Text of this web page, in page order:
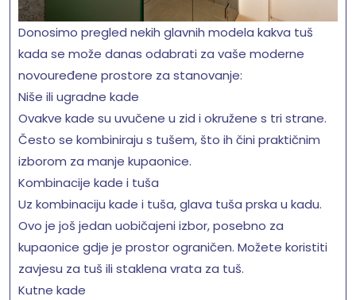
Donosimo pregled nekih glavnih modela kakva tuš
kada se može danas odabrati za vaše moderne
novouređene prostore za stanovanje:
Niše ili ugradne kade
Ovakve kade su uvučene u zid i okružene s tri strane.
Često se kombiniraju s tušem, što ih čini praktičnim
izborom za manje kupaonice.
Kombinacije kade i tuša
Uz kombinaciju kade i tuša, glava tuša prska u kadu.
Ovo je još jedan uobičajeni izbor, posebno za
kupaonice gdje je prostor ograničen. Možete koristiti
zavjesu za tuš ili staklena vrata za tuš.
Kutne kade